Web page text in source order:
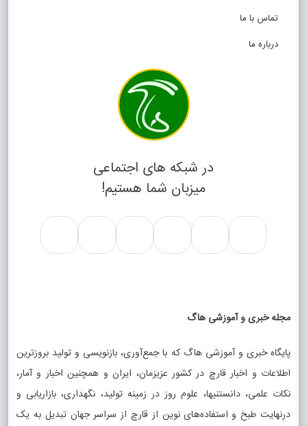
تماس با ما
درباره ما
در شبکه های اجتماعی
میزبان شما هستیم!
مجله خبری و آموزشی هاگ
پایگاه خبری و آموزشی هاگ که با جمع‌آوری، بازنویسی و تولید بروزترین
اطلاعات و اخبار قارچ در کشور عزیزمان، ایران و همچنین اخبار و آمار،
نکات علمی، دانستنیها، علوم روز در زمینه تولید، نگهداری، بازاریابی و
درنهایت طبخ و استفاده‌های نوین از قارچ از سراسر جهان تبدیل به یک